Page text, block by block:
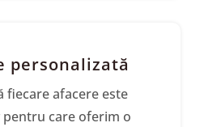
personalizată
fiecare afacere este
pentru care oferim o